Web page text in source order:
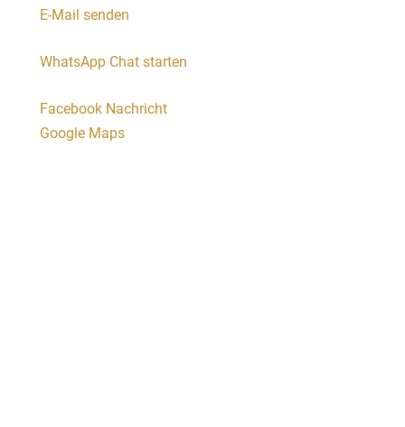
E-Mail senden
WhatsApp Chat starten
Facebook Nachricht
Google Maps